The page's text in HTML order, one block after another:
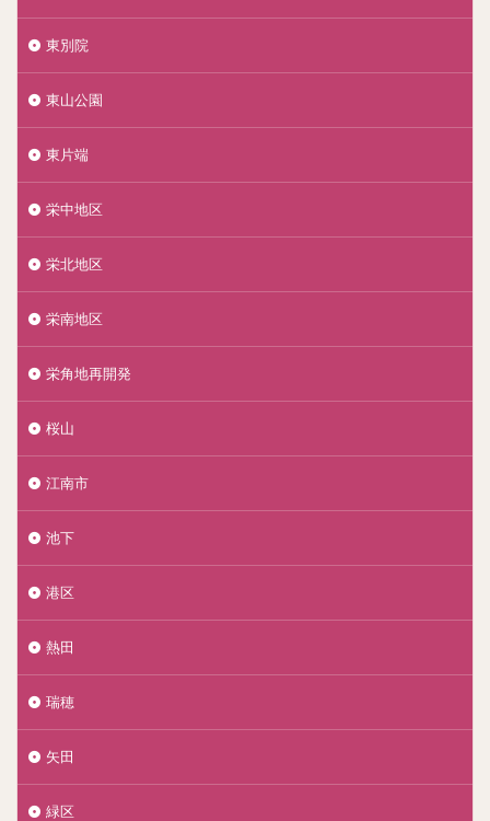
東別院
東山公園
東片端
栄中地区
栄北地区
栄南地区
栄角地再開発
桜山
江南市
池下
港区
熱田
瑞穂
矢田
緑区